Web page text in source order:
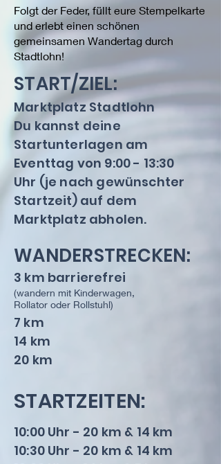
Folgt der Feder, füllt eure Stempelkarte
und erlebt einen schönen
gemeinsamen Wandertag durch
Stadtlohn!
START/ZIEL:
Marktplatz Stadtlohn
Du kannst deine
Startunterlagen am
Eventtag von 9:00 - 13:30
Uhr (je nach gewünschter
Startzeit) auf dem
Marktplatz abholen.
WANDERSTRECKEN:
(wandern mit Kinderwagen,
Rollator oder Rollstuhl)
3 km barrierefrei
7 km
14 km
20 km
STARTZEITEN:
10:00 Uhr - 20 km & 14 km
10:30 Uhr - 20 km & 14 km